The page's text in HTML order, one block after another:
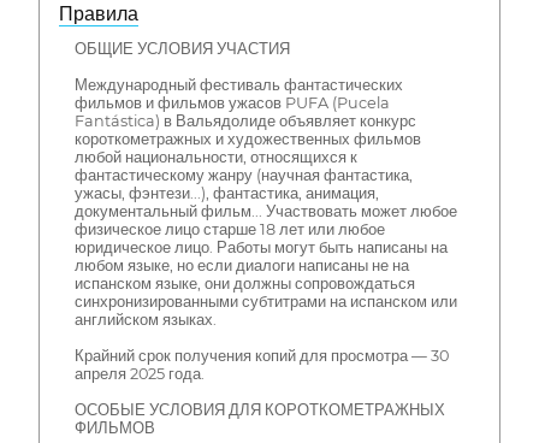
Правила
ОБЩИЕ УСЛОВИЯ УЧАСТИЯ
Международный фестиваль фантастических
фильмов и фильмов ужасов PUFA (Pucela
Fantástica) в Вальядолиде объявляет конкурс
короткометражных и художественных фильмов
любой национальности, относящихся к
фантастическому жанру (научная фантастика,
ужасы, фэнтези...), фантастика, анимация,
документальный фильм... Участвовать может любое
физическое лицо старше 18 лет или любое
юридическое лицо. Работы могут быть написаны на
любом языке, но если диалоги написаны не на
испанском языке, они должны сопровождаться
синхронизированными субтитрами на испанском или
английском языках.
Крайний срок получения копий для просмотра — 30
апреля 2025 года.
ОСОБЫЕ УСЛОВИЯ ДЛЯ КОРОТКОМЕТРАЖНЫХ
ФИЛЬМОВ